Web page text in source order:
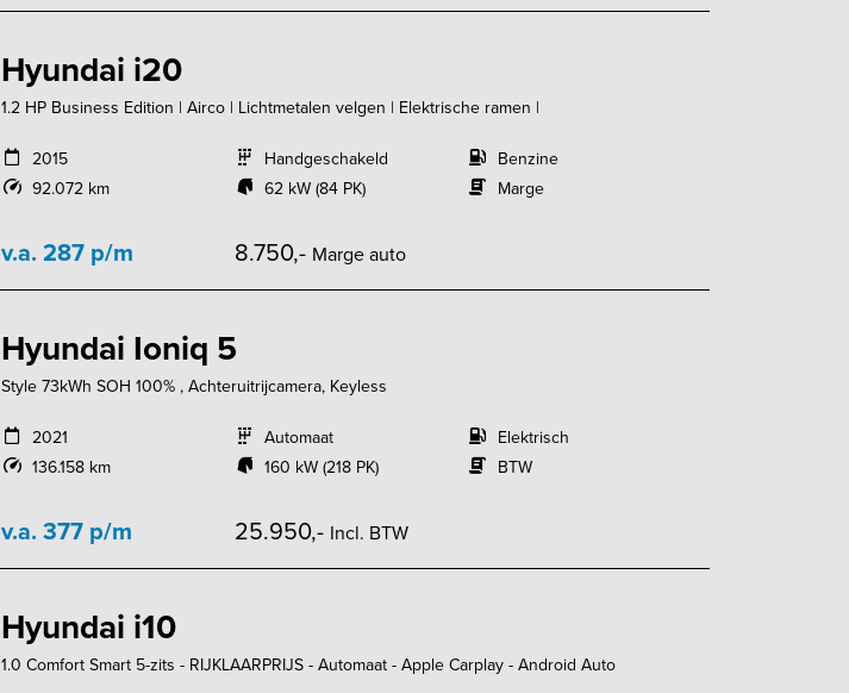
Hyundai i20
1.2 HP Business Edition | Airco | Lichtmetalen velgen | Elektrische ramen |
2015
92.072 km
Handgeschakeld
62 kW (84 PK)
Benzine
Marge
v.a. 287 p/m 8.750,- Marge auto
Hyundai Ioniq 5
Style 73kWh SOH 100% , Achteruitrijcamera, Keyless
2021
136.158 km
Automaat
160 kW (218 PK)
Elektrisch
BTW
v.a. 377 p/m 25.950,- Incl. BTW
Hyundai i10
1.0 Comfort Smart 5-zits - RIJKLAARPRIJS - Automaat - Apple Carplay - Android Auto